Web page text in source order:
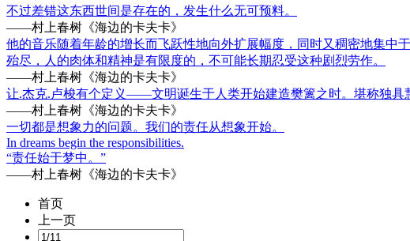
不过差错这东西世间是存在的，发生什么无可预料。
——村上春树《海边的卡夫卡》
他的音乐随着年龄的增长而飞跃性地向外扩展幅度，同时又稠密地集中
殆尽，人的肉体和精神是有限度的，不可能长期忍受这种剧烈劳作。
——村上春树《海边的卡夫卡》
让.杰克.卢梭有个定义——文明诞生于人类开始建造樊篱之时。堪称独具
——村上春树《海边的卡夫卡》
一切都是想象力的问题。我们的责任从想象开始。
In dreams begin the responsibilities.
“责任始于梦中。”
——村上春树《海边的卡夫卡》
首页
上一页